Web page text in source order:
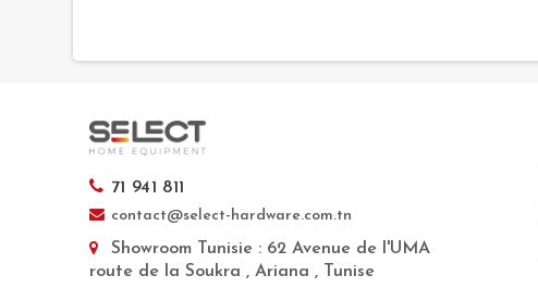
71 941 811
contact@select-hardware.com.tn
Showroom Tunisie : 62 Avenue de l'UMA
route de la Soukra , Ariana , Tunise